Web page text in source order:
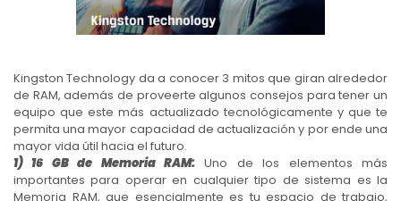
Kingston Technology da a conocer 3 mitos que giran alrededor
de RAM, además de proveerte algunos consejos para tener un
equipo que este más actualizado tecnológicamente y que te
permita una mayor capacidad de actualización y por ende una
mayor vida útil hacia el futuro.
1) 16 GB de Memoria RAM: Uno de los elementos más
importantes para operar en cualquier tipo de sistema es la
Memoria RAM, que esencialmente es tu espacio de trabajo,